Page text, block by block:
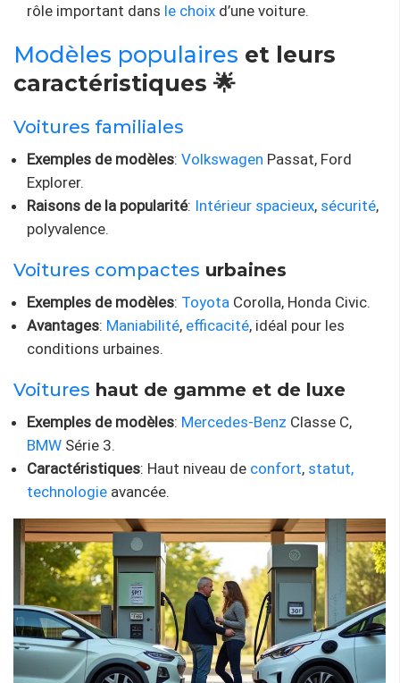
rôle important dans le choix d’une voiture.
Modèles populaires et leurs
caractéristiques 🌟
Voitures familiales
Exemples de modèles: Volkswagen Passat, Ford
Explorer.
Raisons de la popularité: Intérieur spacieux, sécurité,
polyvalence.
Voitures compactes urbaines
Exemples de modèles: Toyota Corolla, Honda Civic.
Avantages: Maniabilité, efficacité, idéal pour les
conditions urbaines.
Voitures haut de gamme et de luxe
Exemples de modèles: Mercedes-Benz Classe C,
BMW Série 3.
Caractéristiques: Haut niveau de confort, statut,
technologie avancée.